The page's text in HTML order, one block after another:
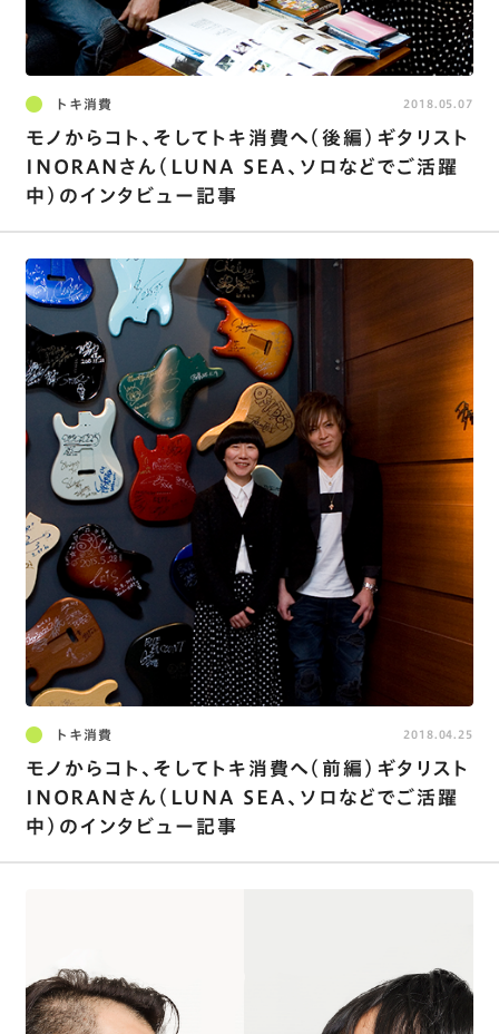
トキ消費
モノからコト、そしてトキ消費へ（後編）ギタリスト
INORANさん（LUNA SEA、ソロなどでご活躍
中）のインタビュー記事
2018.05.07
トキ消費
モノからコト、そしてトキ消費へ（前編）ギタリスト
INORANさん（LUNA SEA、ソロなどでご活躍
中）のインタビュー記事
2018.04.25